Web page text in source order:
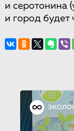
и серотонина
и город будет